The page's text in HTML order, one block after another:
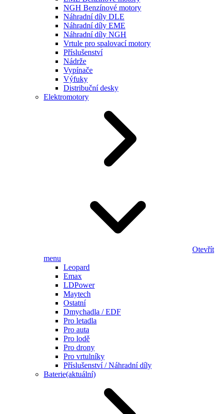
NGH Benzínové motory
Náhradní díly DLE
Náhradní díly EME
Náhradní díly NGH
Vrtule pro spalovací motory
Příslušenství
Nádrže
Vypínače
Výfuky
Distribuční desky
Elektromotory
Otevřít
menu
Leopard
Emax
LDPower
Maytech
Ostatní
Dmychadla / EDF
Pro letadla
Pro auta
Pro lodě
Pro drony
Pro vrtulníky
Příslušenství / Náhradní díly
Baterie(aktuální)